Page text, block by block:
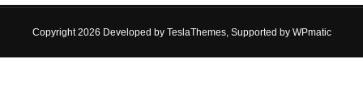
Copyright 2026 Developed by TeslaThemes, Supported by WPmatic